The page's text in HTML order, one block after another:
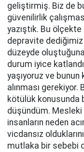
geliştirmiş. Biz de
güvenilirlik
yazıştık. Bu
depravite dediğimiz
düzeyde
durum iyice
yaşıyoruz ve bunun
alınması
kötülük konusunda
düşündüm. Mesleki
insanların neden
vicdansız
mutlaka bir sebebi